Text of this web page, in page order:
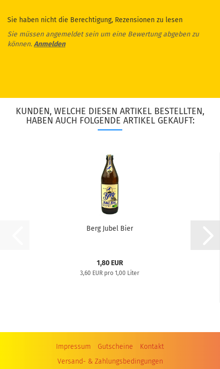
Sie haben nicht die Berechtigung, Rezensionen zu lesen
Sie müssen angemeldet sein um eine Bewertung abgeben zu
können. Anmelden
KUNDEN, WELCHE DIESEN ARTIKEL BESTELLTEN,
HABEN AUCH FOLGENDE ARTIKEL GEKAUFT:
Berg Jubel Bier
1,80 EUR
3,60 EUR pro 1,00 Liter
Impressum Gutscheine
Kontakt
Versand- & Zahlungsbedingungen